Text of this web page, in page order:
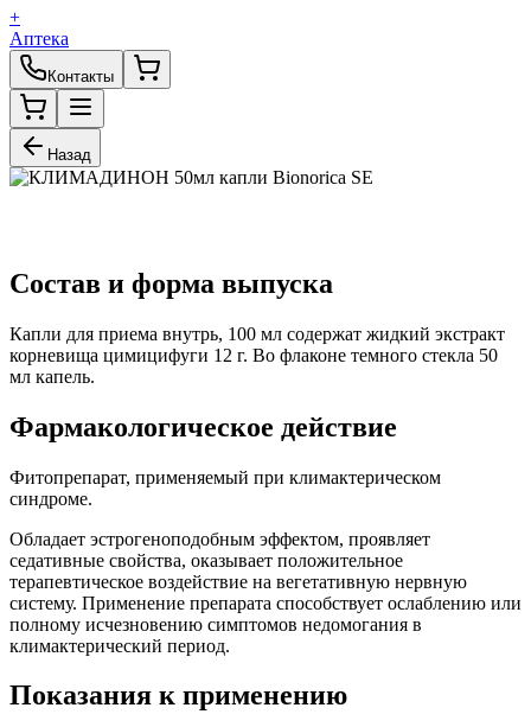
+
Аптека
Контакты
Назад
Состав и форма выпуска
Капли для приема внутрь, 100 мл содержат жидкий экстракт
корневища цимицифуги 12 г. Во флаконе темного стекла 50
мл капель.
Фармакологическое действие
Фитопрепарат, применяемый при климактерическом
синдроме.
Обладает эстрогеноподобным эффектом, проявляет
седативные свойства, оказывает положительное
терапевтическое воздействие на вегетативную нервную
систему. Применение препарата способствует ослаблению или
полному исчезновению симптомов недомогания в
климактерический период.
Показания к применению